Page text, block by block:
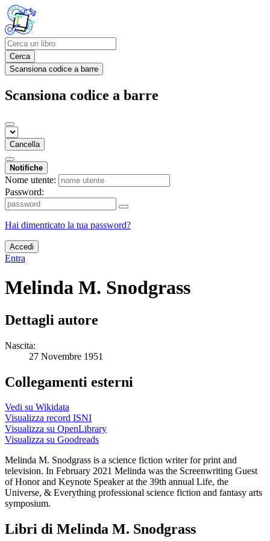
Cerca
Scansiona codice a barre
Scansiona codice a barre
Cancella
Notifiche
Nome utente:
Password:
Hai dimenticato la tua password?
Accedi
Entra
Melinda M. Snodgrass
Dettagli autore
Nascita:
27 Novembre 1951
Collegamenti esterni
Vedi su Wikidata
Visualizza record ISNI
Visualizza su OpenLibrary
Visualizza su Goodreads
Melinda M. Snodgrass is a science fiction writer for print and
television. In February 2021 Melinda was the Screenwriting Guest
of Honor and Keynote Speaker at the 39th annual Life, the
Universe, & Everything professional science fiction and fantasy arts
symposium.
Libri di Melinda M. Snodgrass